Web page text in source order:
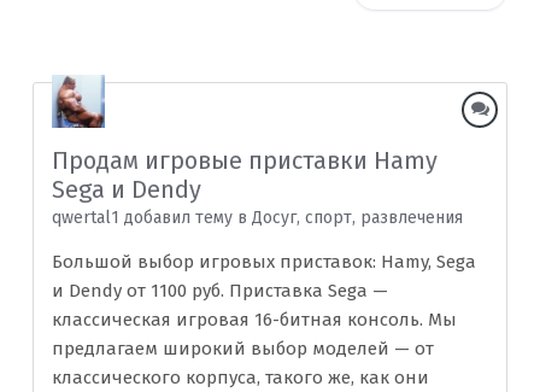
Продам игровые приставки Hamy
Sega и Dendy
qwertal1 добавил тему в Досуг, спорт, развлечения
Большой выбор игровых приставок: Hamy, Sega
и Dendy от 1100 руб. Приставка Sega —
классическая игровая 16-битная консоль. Мы
предлагаем широкий выбор моделей — от
классического корпуса, такого же, как они